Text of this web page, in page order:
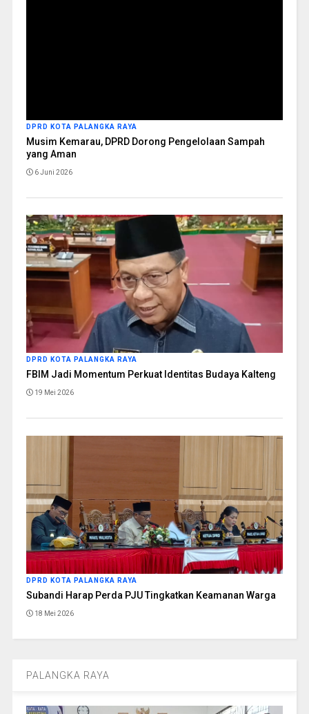
DPRD KOTA PALANGKA RAYA
Musim Kemarau, DPRD Dorong Pengelolaan Sampah
yang Aman
6 Juni 2026
DPRD KOTA PALANGKA RAYA
FBIM Jadi Momentum Perkuat Identitas Budaya Kalteng
19 Mei 2026
DPRD KOTA PALANGKA RAYA
Subandi Harap Perda PJU Tingkatkan Keamanan Warga
18 Mei 2026
PALANGKA RAYA